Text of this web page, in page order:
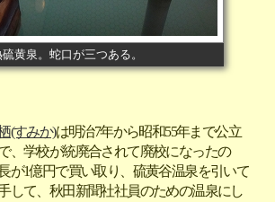
黄泉。蛇口が三つある。
(すみか)は明治7年から昭和55年まで公立
、学校が統廃合されて廃校になったの
が1億円で買い取り、硫黄谷温泉を引いて
して、秋田新聞社社員のための温泉にし